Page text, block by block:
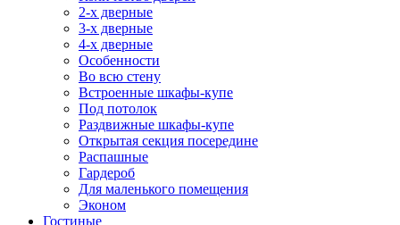
2-х дверные
3-х дверные
4-х дверные
Особенности
Во всю стену
Встроенные шкафы-купе
Под потолок
Раздвижные шкафы-купе
Открытая секция посередине
Распашные
Гардероб
Для маленького помещения
Эконом
Гостиные